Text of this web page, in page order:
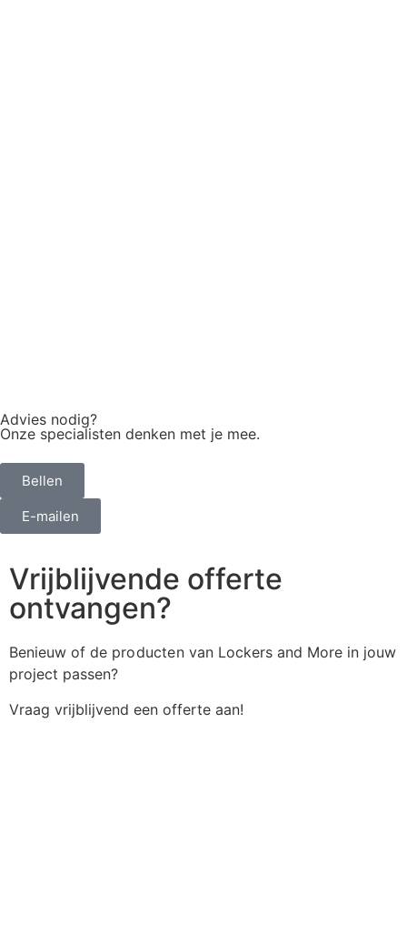
Advies nodig?
Onze specialisten denken met je mee.
Bellen
E-mailen
Vrijblijvende offerte
ontvangen?
Benieuw of de productenvan Lockers and More in jouw
project passen?
Vraag vrijblijvend een offerte aan!